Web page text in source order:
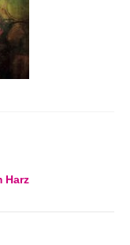
Leipzig
Harz